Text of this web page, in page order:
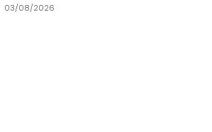
03/08/2026